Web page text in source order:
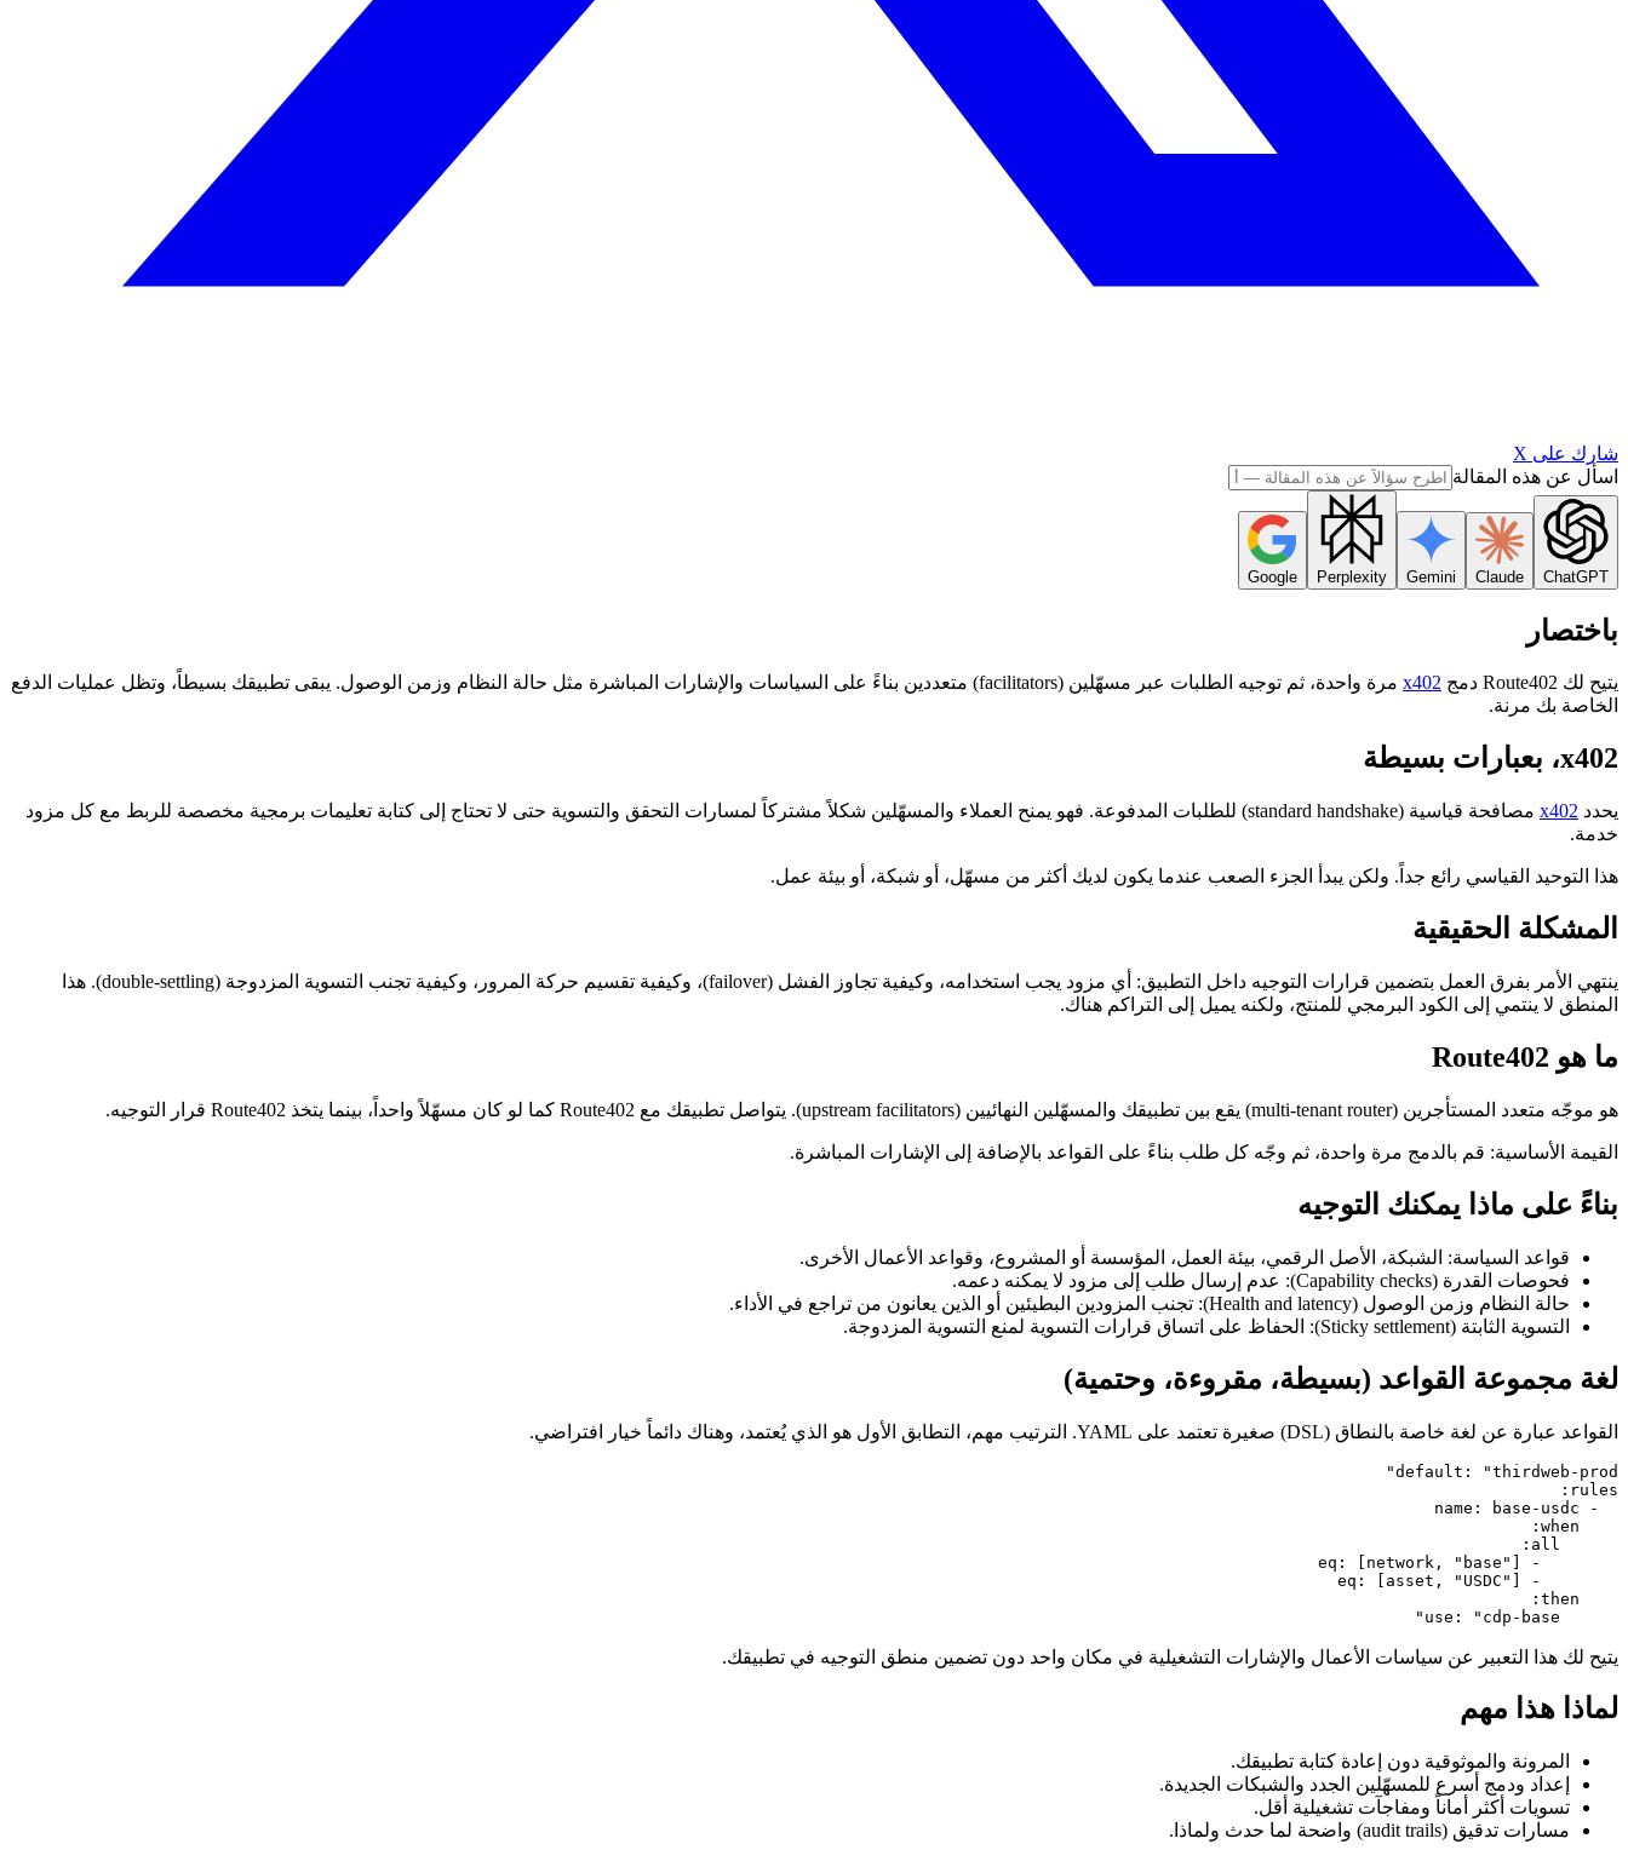
شارك على X
اسأل عن هذه المقالة
ChatGPT
Claude
Gemini
Perplexity
Google
باختصار
يتيح لك Route402 دمج x402
مرة واحدة، ثم توجيه الطلبات عبر مسهّلين (facilitators) متعددين بناءً على السياسات والإشارات المباشرة مثل حالة النظام وزمن الوصول. يبقى تطبيقك بسيطاً، وتظل عمليات الدفع
الخاصة بك مرنة.
x402، بعبارات بسيطة
يحدد x402
مصافحة قياسية (standard handshake) للطلبات المدفوعة. فهو يمنح العملاء والمسهّلين شكلاً مشتركاً لمسارات التحقق والتسوية حتى لا تحتاج إلى كتابة تعليمات برمجية مخصصة للربط مع كل مزود
خدمة.
هذا التوحيد القياسي رائع جداً. ولكن يبدأ الجزء الصعب عندما يكون لديك أكثر من مسهّل، أو شبكة، أو بيئة عمل.
المشكلة الحقيقية
ينتهي الأمر بفرق العمل بتضمين قرارات التوجيه داخل التطبيق: أي مزود يجب استخدامه، وكيفية تجاوز الفشل (failover)، وكيفية تقسيم حركة المرور، وكيفية تجنب التسوية المزدوجة (double-settling). هذا
المنطق لا ينتمي إلى الكود البرمجي للمنتج، ولكنه يميل إلى التراكم هناك.
ما هو Route402
هو موجّه متعدد المستأجرين (multi-tenant router) يقع بين تطبيقك والمسهّلين النهائيين (upstream facilitators). يتواصل تطبيقك مع Route402 كما لو كان مسهّلاً واحداً، بينما يتخذ Route402 قرار التوجيه.
القيمة الأساسية: قم بالدمج مرة واحدة، ثم وجّه كل طلب بناءً على القواعد بالإضافة إلى الإشارات المباشرة.
بناءً على ماذا يمكنك التوجيه
قواعد السياسة: الشبكة، الأصل الرقمي، بيئة العمل، المؤسسة أو المشروع، وقواعد الأعمال الأخرى.
فحوصات القدرة (Capability checks): عدم إرسال طلب إلى مزود لا يمكنه دعمه.
حالة النظام وزمن الوصول (Health and latency): تجنب المزودين البطيئين أو الذين يعانون من تراجع في الأداء.
التسوية الثابتة (Sticky settlement): الحفاظ على اتساق قرارات التسوية لمنع التسوية المزدوجة.
لغة مجموعة القواعد (بسيطة، مقروءة، وحتمية)
القواعد عبارة عن لغة خاصة بالنطاق (DSL) صغيرة تعتمد على YAML. الترتيب مهم، التطابق الأول هو الذي يُعتمد، وهناك دائماً خيار افتراضي.
يتيح لك هذا التعبير عن سياسات الأعمال والإشارات التشغيلية في مكان واحد دون تضمين منطق التوجيه في تطبيقك.
لماذا هذا مهم
المرونة والموثوقية دون إعادة كتابة تطبيقك.
إعداد ودمج أسرع للمسهّلين الجدد والشبكات الجديدة.
تسويات أكثر أماناً ومفاجآت تشغيلية أقل.
مسارات تدقيق (audit trails) واضحة لما حدث ولماذا.